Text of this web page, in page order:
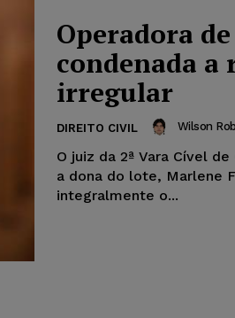
Operadora
condenada
irregular
DIREITO CIVIL Wilson
O juiz da 2ª Vara Cível
a dona do lote, Marlene
integralmente o...